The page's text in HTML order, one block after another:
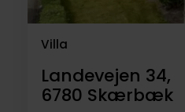
Villa
Landevejen 34,
6780 Skærbæk